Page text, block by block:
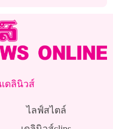
ดลินิวส์
ไลฟ์สไตล์